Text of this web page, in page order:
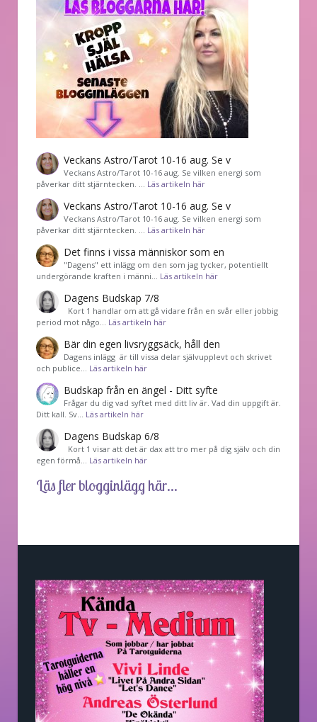
Veckans Astro/Tarot 10-16 aug. Se v
Veckans Astro/Tarot 10-16 aug. Se vilken energi som
påverkar ditt stjärntecken. … Läs artikeln här
Veckans Astro/Tarot 10-16 aug. Se v
Veckans Astro/Tarot 10-16 aug. Se vilken energi som
påverkar ditt stjärntecken. … Läs artikeln här
Det finns i vissa människor som en
"Dagens" ett inlägg om den som jag tycker, potentiellt
undergörande kraften i männi… Läs artikeln här
Dagens Budskap 7/8
Kort 1 handlar om att gå vidare från en svår eller jobbig
period mot någo… Läs artikeln här
Bär din egen livsryggsäck, håll den
Dagens inlägg är till vissa delar självupplevt och skrivet
och publice… Läs artikeln här
Budskap från en ängel - Ditt syfte
Frågar du dig vad syftet med ditt liv är. Vad din uppgift är.
Ditt kall. Sv… Läs artikeln här
Dagens Budskap 6/8
Kort 1 visar att det är dax att tro mer på dig själv och din
egen förmå… Läs artikeln här
Läs fler blogginlägg här...